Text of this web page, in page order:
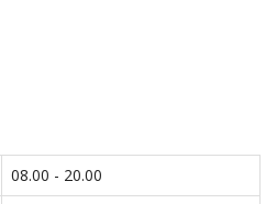
08.00 - 20.00